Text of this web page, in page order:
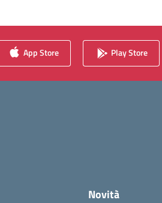
App Store Play Store
Novità